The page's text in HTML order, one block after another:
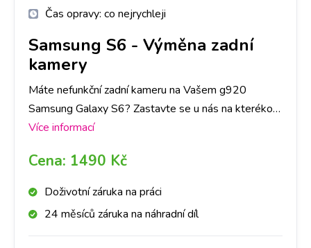
Čas opravy: co nejrychleji
Samsung S6 - Výměna zadní
kamery
Máte nefunkční zadní kameru na Vašem g920
Samsung Galaxy S6? Zastavte se u nás na kterékoli
pobočce a za chvíli bude kamera jako nová.
pobočce a vyměníme ji do hodiny.
Více informací
Cena: 1490 Kč
Doživotní záruka na práci
24 měsíců záruka na náhradní díl